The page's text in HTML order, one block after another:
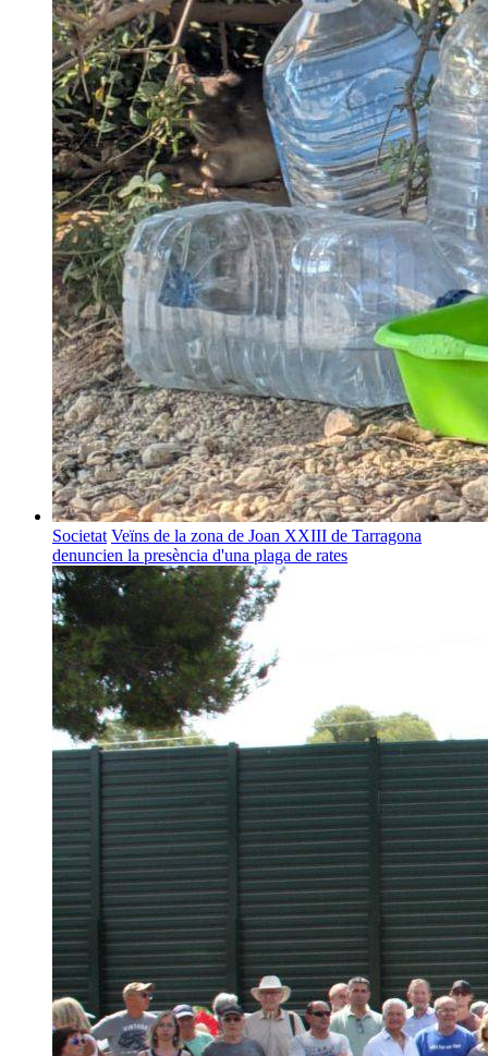
Societat Veïns de la zona de Joan XXIII de Tarragona
denuncien la presència d'una plaga de rates